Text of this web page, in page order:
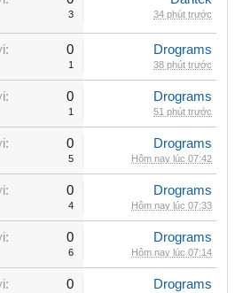
3 34 phút trước
0
1
Drograms
38 phút trước
0
1
Drograms
51 phút trước
0
5
Drograms
Hôm nay lúc 07:42
0
4
Drograms
Hôm nay lúc 07:33
0
6
Drograms
Hôm nay lúc 07:14
0 Drograms